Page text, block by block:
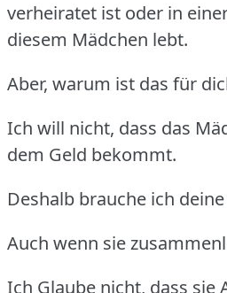
verheiratet ist oder in
diesem Mädchen lebt.
Aber, warum ist das für
Ich will nicht, dass das
dem Geld bekommt.
Deshalb brauche ich
Auch wenn sie
Ich Glaube nicht, dass sie